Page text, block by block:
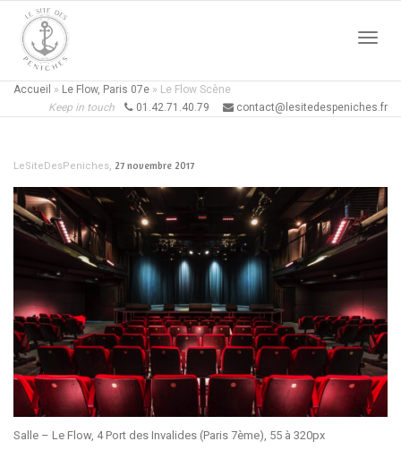
Accueil » Le Flow, Paris 07e » Le Flow Scène
Keep in touch
01.42.71.40.79 contact@lesitedespeniches.fr
LeSiteDesPeniches, 27 novembre 2017
Salle – Le Flow, 4 Port des Invalides (Paris 7ème), 55 à 320px